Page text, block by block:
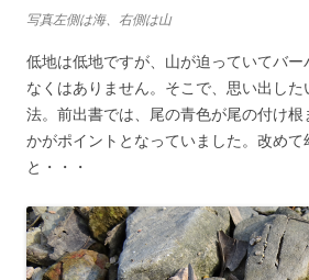
写真左側は海、右側は山
低地は低地ですが、山が迫っていてバー
なくはありません。そこで、思い出し
法。前出書では、尾の青色が尾の付け根
かがポイントとなっていました。改めて
と・・・